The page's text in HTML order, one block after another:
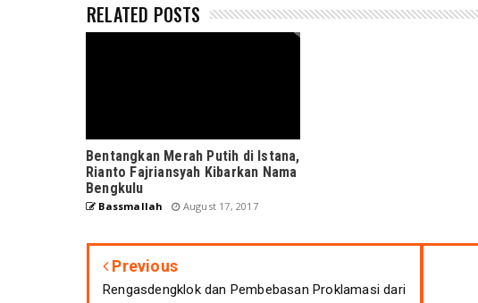
RELATED POSTS
Bentangkan Merah Putih di Istana,
Rianto Fajriansyah Kibarkan Nama
Bengkulu
Bassmallah August 17, 2017
Previous
Rengasdengklok dan Pembebasan Proklamasi dari